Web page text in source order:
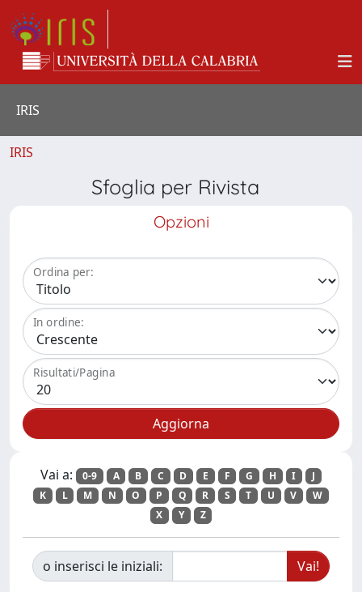
IRIS
IRIS
Sfoglia per Rivista
Opzioni
Ordina per:
In ordine:
Risultati/Pagina
Vai a: 0-9 A B C D E F G H I
J
K
L M N O P Q R S T U V
W
X
Y Z
o inserisci le iniziali: